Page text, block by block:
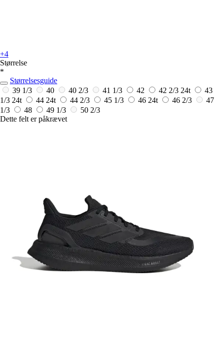
+4
Størrelse
*
Størrelsesguide
39 1/3
40 40 2/3 41 1/3 42 42 2/3 24t
43
1/3 24t 44 24t 44 2/3 45 1/3 46 24t 46 2/3
47
1/3
48 49 1/3
50 2/3
Dette felt er påkrævet